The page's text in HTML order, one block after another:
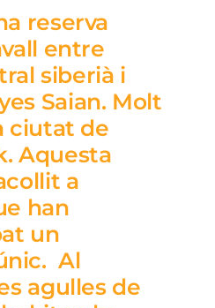
reserva
entre
siberià i
Saian. Molt
ciutat de
Aquesta
a
han
un
Al
agulles de